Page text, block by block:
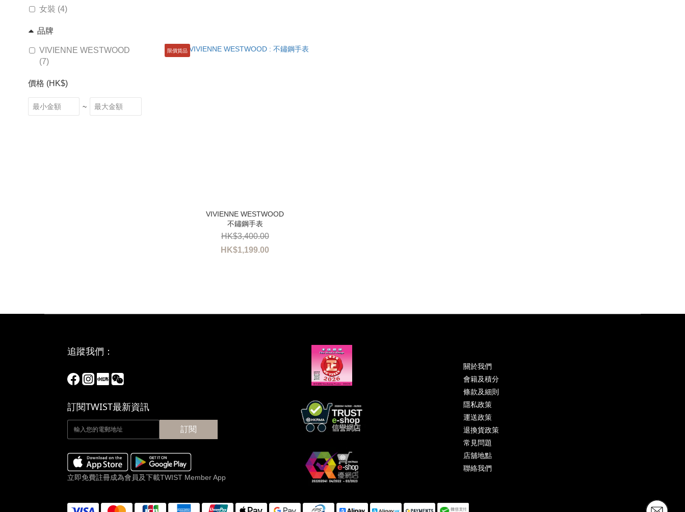
女裝 (4)
品牌
VIVIENNE WESTWOOD
(7)
價格 (HK$)
~
限價貨品
不鏽鋼手表
HK$1,199.00
HK$3,400.00
追蹤我們：
訂閱TWIST最新資訊
訂閱
立即免費註冊成為會員及下載TWIST Member App
關於我們
會籍及積分
條款及細則
隱私政策
運送政策
退換貨政策
常見問題
店舖地點
聯絡我們